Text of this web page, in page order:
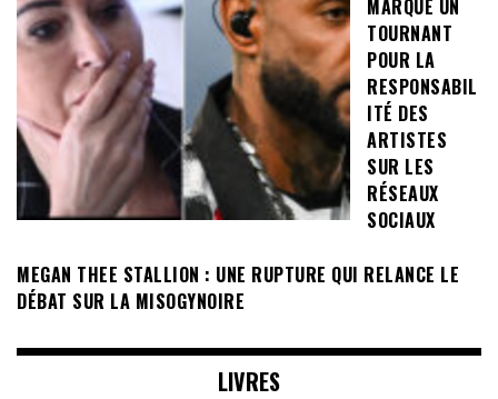
MARQUE UN
TOURNANT
POUR LA
RESPONSABIL
ITÉ DES
ARTISTES
SUR LES
RÉSEAUX
SOCIAUX
MEGAN THEE STALLION : UNE RUPTURE QUI RELANCE LE
DÉBAT SUR LA MISOGYNOIRE
LIVRES